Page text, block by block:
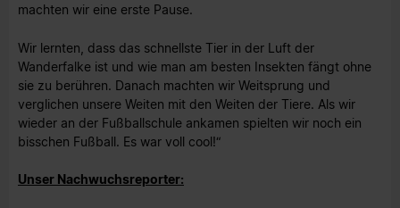
machten wir eine erste Pause.
Wir lernten, dass das schnellste Tier in der Luft der
Wanderfalke ist und wie man am besten Insekten fängt ohne
sie zu berühren. Danach machten wir Weitsprung und
verglichen unsere Weiten mit den Weiten der Tiere. Als wir
wieder an der Fußballschule ankamen spielten wir noch ein
bisschen Fußball. Es war voll cool!“
Unser Nachwuchsreporter: